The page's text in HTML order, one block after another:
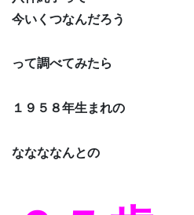
今いくつなんだろう
って調べてみたら
１９５８年生まれの
ななななんとの